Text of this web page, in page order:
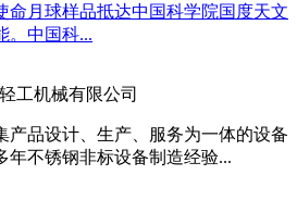
命月球样品抵达中国科学院国度天文
。中国科...
产品设计、生产、服务为一体的设备
年不锈钢非标设备制造经验...